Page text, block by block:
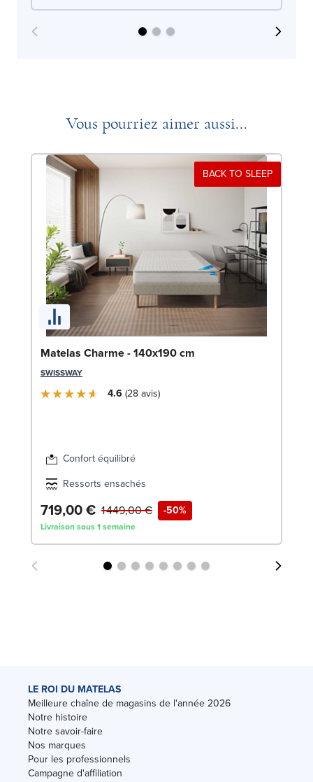
Vous pourriez aimer aussi...
BACK TO SLEEP
Matelas Charme - 140x190 cm
SWISSWAY
4.6 28avis
Confort équilibré
Ressorts ensachés
719,00 € -50%
1 449,00 €
Livraison sous 1 semaine
LE ROI DU MATELAS
Meilleure chaîne de magasins de l'année 2026
Notre histoire
Notre savoir-faire
Nos marques
Pour les professionnels
Campagne d'affiliation